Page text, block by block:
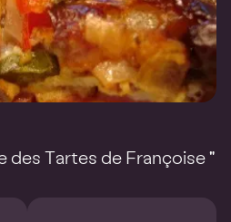
des Tartes de Françoise "